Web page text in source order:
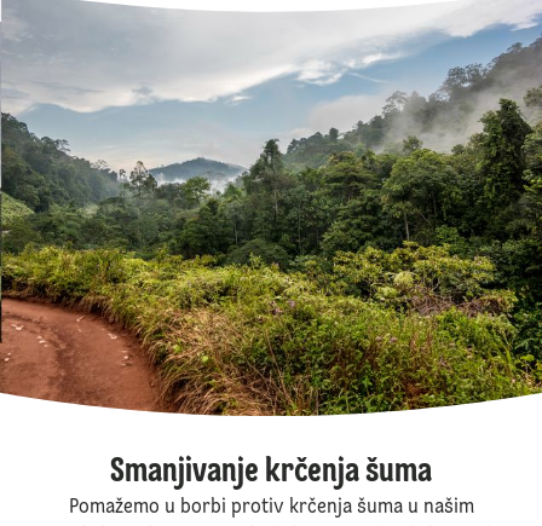
Smanjivanje krčenja šuma
Pomažemo u borbi protiv krčenja šuma u našim